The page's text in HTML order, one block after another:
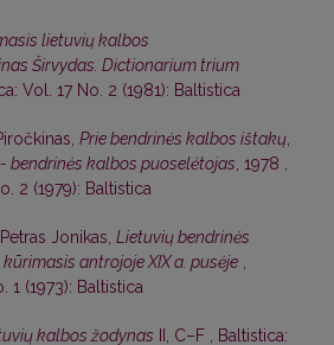
lietuvių kalbos
Širvydas. Dictionarium trium
Vol. 17 No. 2 (1981): Baltistica
Prie bendrinės kalbos ištakų,
bendrinės kalbos puoselėtojas, 1978 ,
2 (1979): Baltistica
Jonikas, Lietuvių bendrinės
antrojoje XIX a. pusėje ,
1 (1973): Baltistica
kalbos žodynas II, C–F , Baltistica: